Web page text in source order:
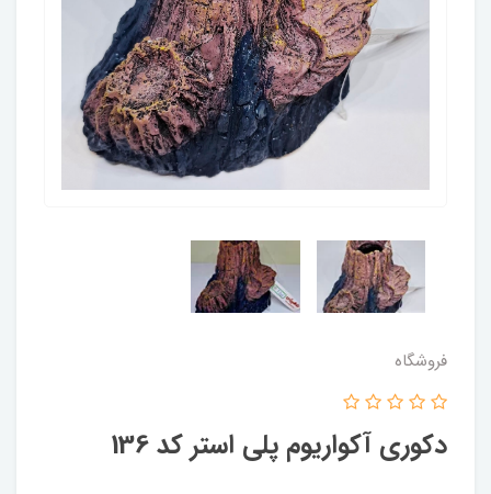
فروشگاه
دکوری آکواریوم پلی استر کد 136